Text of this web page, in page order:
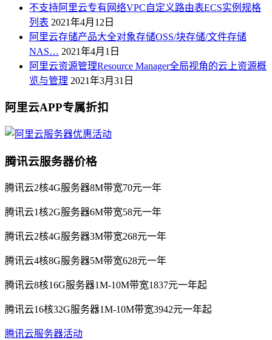
不支持阿里云专有网络VPC自定义路由表ECS实例规格
列表 2021年4月12日
阿里云存储产品大全对象存储OSS/块存储/文件存储
NAS… 2021年4月1日
阿里云资源管理Resource Manager全局视角的云上资源概
览与管理 2021年3月31日
阿里云APP专属折扣
腾讯云服务器价格
腾讯云2核4G服务器8M带宽70元一年
腾讯云1核2G服务器6M带宽58元一年
腾讯云2核4G服务器3M带宽268元一年
腾讯云4核8G服务器5M带宽628元一年
腾讯云8核16G服务器1M-10M带宽1837元一年起
腾讯云16核32G服务器1M-10M带宽3942元一年起
腾讯云服务器活动